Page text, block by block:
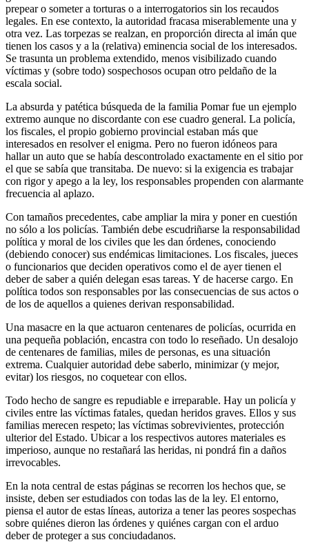
prepear o someter a torturas o a interrogatorios sin los recaudos
legales. En ese contexto, la autoridad fracasa miserablemente una y
otra vez. Las torpezas se realzan, en proporción directa al imán que
tienen los casos y a la (relativa) eminencia social de los interesados.
Se trasunta un problema extendido, menos visibilizado cuando
víctimas y (sobre todo) sospechosos ocupan otro peldaño de la
escala social.
La absurda y patética búsqueda de la familia Pomar fue un ejemplo
extremo aunque no discordante con ese cuadro general. La policía,
los fiscales, el propio gobierno provincial estaban más que
interesados en resolver el enigma. Pero no fueron idóneos para
hallar un auto que se había descontrolado exactamente en el sitio por
el que se sabía que transitaba. De nuevo: si la exigencia es trabajar
con rigor y apego a la ley, los responsables propenden con alarmante
frecuencia al aplazo.
Con tamaños precedentes, cabe ampliar la mira y poner en cuestión
no sólo a los policías. También debe escudriñarse la responsabilidad
política y moral de los civiles que les dan órdenes, conociendo
(debiendo conocer) sus endémicas limitaciones. Los fiscales, jueces
o funcionarios que deciden operativos como el de ayer tienen el
deber de saber a quién delegan esas tareas. Y de hacerse cargo. En
política todos son responsables por las consecuencias de sus actos o
de los de aquellos a quienes derivan responsabilidad.
Una masacre en la que actuaron centenares de policías, ocurrida en
una pequeña población, encastra con todo lo reseñado. Un desalojo
de centenares de familias, miles de personas, es una situación
extrema. Cualquier autoridad debe saberlo, minimizar (y mejor,
evitar) los riesgos, no coquetear con ellos.
Todo hecho de sangre es repudiable e irreparable. Hay un policía y
civiles entre las víctimas fatales, quedan heridos graves. Ellos y sus
familias merecen respeto; las víctimas sobrevivientes, protección
ulterior del Estado. Ubicar a los respectivos autores materiales es
imperioso, aunque no restañará las heridas, ni pondrá fin a daños
irrevocables.
En la nota central de estas páginas se recorren los hechos que, se
insiste, deben ser estudiados con todas las de la ley. El entorno,
piensa el autor de estas líneas, autoriza a tener las peores sospechas
sobre quiénes dieron las órdenes y quiénes cargan con el arduo
deber de proteger a sus conciudadanos.